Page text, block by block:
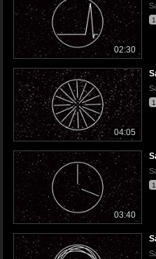
02:30
04:05
03:40